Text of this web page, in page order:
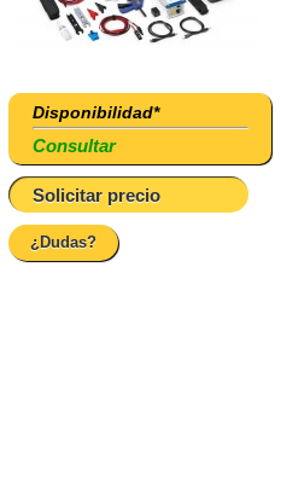
Disponibilidad*
Consultar
Solicitar precio
¿Dudas?